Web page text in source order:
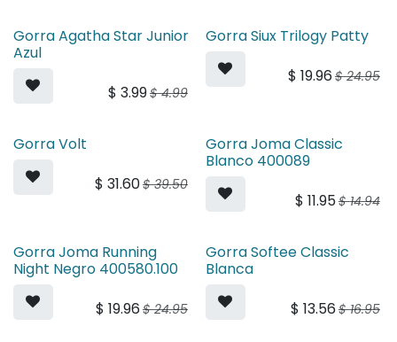
Gorra Agatha Star Junior
Azul
$ 3.99$4.99
Gorra Siux Trilogy Patty
$ 19.96 $24.95
Gorra Volt
$ 31.60$39.50
Gorra Joma Classic
Blanco 400089
$ 11.95$14.94
Gorra Joma Running
Night Negro 400580.100
$ 19.96 $24.95
Gorra Softee Classic
Blanca
$ 13.56 $16.95